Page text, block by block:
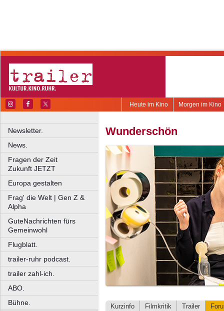
Morgen im Kino
Heute im Kino
Newsletter.
News.
Fragen der Zeit
Zukunft JETZT
Europa gestalten
Frag' die Welt | Gen Z &
Alpha
GuteNachrichten fürs
Gemeinwohl
Flugblatt.
trailer-ruhr podcast.
trailer zahl-ich.
ABO.
Bühne.
Wunderschön
Kurzinfo Filmkritik Trailer